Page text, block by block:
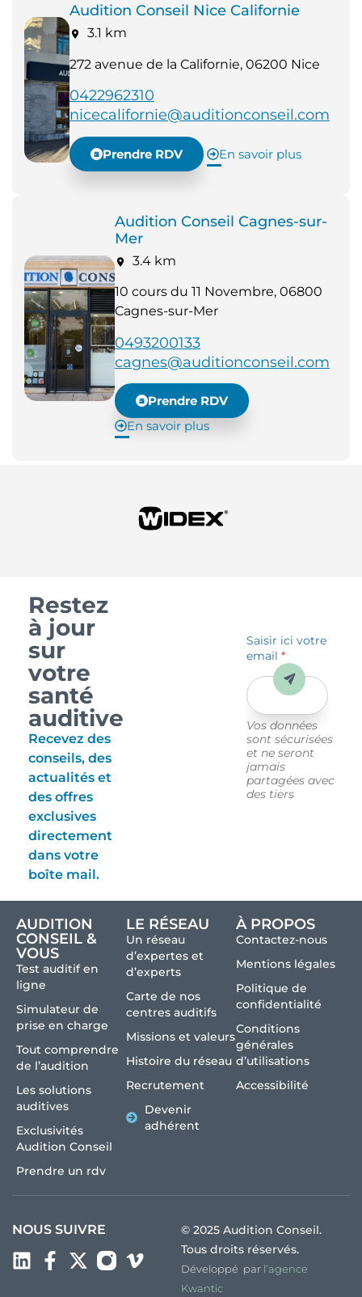
Audition Conseil Nice Californie
3.1 km
272 avenue de la Californie, 06200 Nice
0422962310
nicecalifornie@auditionconseil.com
Prendre RDV En savoir plus
Audition Conseil Cagnes-sur-
Mer
3.4 km
10 cours du 11 Novembre, 06800
Cagnes-sur-Mer
0493200133
cagnes@auditionconseil.com
Prendre RDV
En savoir plus
Restez
à jour
sur
votre
santé
auditive
Recevez des
conseils, des
actualités et
des offres
exclusives
directement
dans votre
boîte mail.
Saisir ici votre
email*
Vos données
sont sécurisées
et ne seront
jamais
partagées avec
des tiers
Envoyer
AUDITION
CONSEIL &
VOUS
Test auditif en
ligne
Simulateur de
prise en charge
Tout comprendre
de l’audition
Les solutions
auditives
Exclusivités
Audition Conseil
Prendre un rdv
LE RÉSEAU
Un réseau
d’expertes et
d’experts
Carte de nos
centres auditifs
Missions et valeurs
Histoire du réseau
Recrutement
Devenir
adhérent
À PROPOS
Contactez-nous
Mentions légales
Politique de
confidentialité
Conditions
générales
d’utilisations
Accessibilité
NOUS SUIVRE
© 2025 Audition Conseil.
Tous droits réservés.
Développé par l’agence
Kwantic